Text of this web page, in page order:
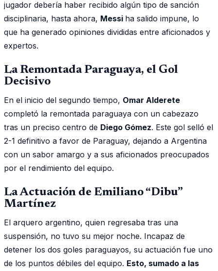
jugador debería haber recibido algún tipo de sanción
disciplinaria, hasta ahora, Messi ha salido impune, lo
que ha generado opiniones divididas entre aficionados y
expertos.
La Remontada Paraguaya, el Gol
Decisivo
En el inicio del segundo tiempo, Omar Alderete
completó la remontada paraguaya con un cabezazo
tras un preciso centro de Diego Gómez. Este gol selló el
2-1 definitivo a favor de Paraguay, dejando a Argentina
con un sabor amargo y a sus aficionados preocupados
por el rendimiento del equipo.
La Actuación de Emiliano “Dibu”
Martínez
El arquero argentino, quien regresaba tras una
suspensión, no tuvo su mejor noche. Incapaz de
detener los dos goles paraguayos, su actuación fue uno
de los puntos débiles del equipo. Esto, sumado a las